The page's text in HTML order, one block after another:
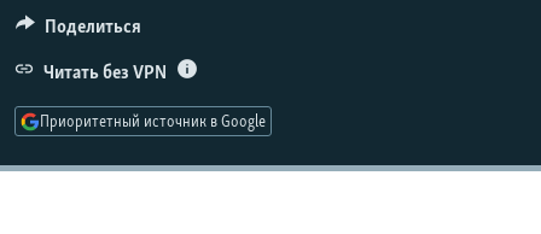
ПОДПИШИТЕСЬ НА РАССЫЛКУ
СОЦИАЛЬНЫЕ СЕТИ
Поделиться
Читать без VPN
Приоритетный источник в Google